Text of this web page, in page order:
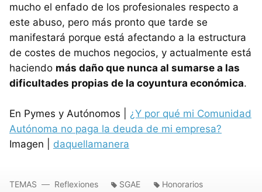
mucho el enfado de los profesionales respecto a
este abuso, pero más pronto que tarde se
manifestará porque está afectando a la estructura
de costes de muchos negocios, y actualmente está
haciendo más daño que nunca al sumarse a las
dificultades propias de la coyuntura económica.
En Pymes y Autónomos | ¿Y por qué mi Comunidad
Autónoma no paga la deuda de mi empresa?
Imagen | daquellamanera
TEMAS Reflexiones SGAE Honorarios